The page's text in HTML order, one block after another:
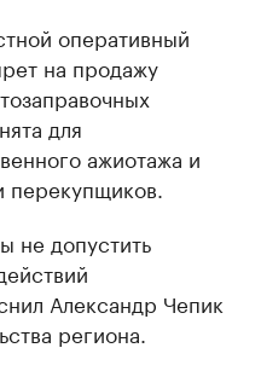
оперативный
на продажу
для
ажиотажа и
перекупщиков.
не допустить
Александр Чепик
региона.